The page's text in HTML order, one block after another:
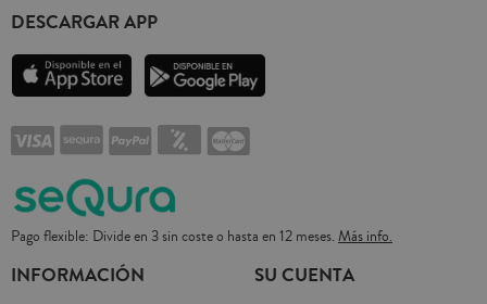
DESCARGAR APP
Pago flexible: Divide en 3 sin coste o hasta en 12 meses. Más info.
INFORMACIÓN SU CUENTA